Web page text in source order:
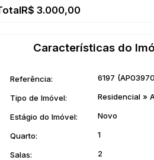
R$ 3.000,00
Características do
Referência: 6197
Tipo de Imóvel: Residencial »
Estágio do Imóvel: Novo
Quarto: 1
Salas: 2